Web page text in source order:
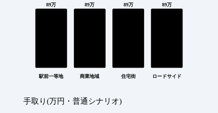
89万
駅前一等地
89万
商業地域
89万
住宅街
89万
ロードサイド
手取り(万円・普通シナリオ)